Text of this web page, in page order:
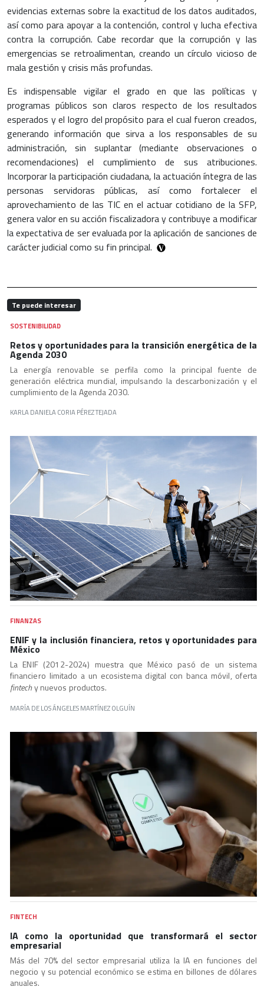
evidencias externas sobre la exactitud de los datos auditados,
así como para apoyar a la contención, control y lucha efectiva
contra la corrupción. Cabe recordar que la corrupción y las
emergencias se retroalimentan, creando un círculo vicioso de
mala gestión y crisis más profundas.
Es indispensable vigilar el grado en que las políticas y
programas públicos son claros respecto de los resultados
esperados y el logro del propósito para el cual fueron creados,
generando información que sirva a los responsables de su
administración, sin suplantar (mediante observaciones o
recomendaciones) el cumplimiento de sus atribuciones.
Incorporar la participación ciudadana, la actuación íntegra de las
personas servidoras públicas, así como fortalecer el
aprovechamiento de las TIC en el actuar cotidiano de la SFP,
genera valor en su acción fiscalizadora y contribuye a modificar
la expectativa de ser evaluada por la aplicación de sanciones de
carácter judicial como su fin principal.
Te puede interesar
SOSTENIBILIDAD
Retos y oportunidades para la transición energética de la
Agenda 2030
La energía renovable se perfila como la principal fuente de
generación eléctrica mundial, impulsando la descarbonización y el
cumplimiento de la Agenda 2030.
KARLA DANIELA CORIA PÉREZ TEJADA
FINANZAS
ENIF y la inclusión financiera, retos y oportunidades para
México
La ENIF (2012-2024) muestra que México pasó de un sistema
financiero limitado a un ecosistema digital con banca móvil, oferta
fintechy nuevos productos.
MARÍA DE LOS ÁNGELES MARTÍNEZ OLGUÍN
FINTECH
IA como la oportunidad que transformará el sector
empresarial
Más del 70% del sector empresarial utiliza la IA en funciones del
negocio y su potencial económico se estima en billones de dólares
anuales.